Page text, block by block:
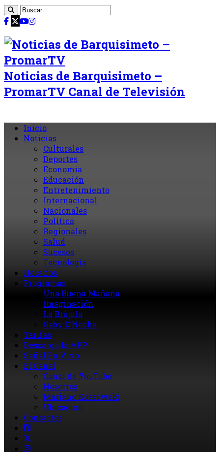
Noticias de Barquisimeto –
PromarTV Canal de Televisión
Inicio
Noticias
Culturales
Deportes
Economia
Educación
Entretenimiento
Internacional
Nacionales
Política
Regionales
Salud
Sucesos
Tecnología
Horarios
Programas
Una Buena Mañana
Imaginación
La Brújula
Gaby D’Noche
Tarifas
Descarga la APP
Señal En Vivo
El Canal
Canal de YouTube
Nosotros
Mariano Kossowski
Ubicación
Contactos